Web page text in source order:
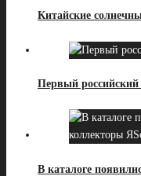
Китайские
Первый российский
В каталоге